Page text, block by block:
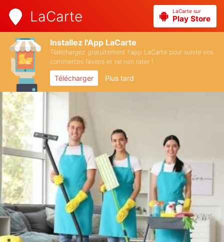
LaCarte LaCarte sur
Play Store
Installez l'App LaCarte
Téléchargez gratuitement l'app LaCarte pour suivre vos
commerces favoris et ne rien rater !
Télécharger Plus tard